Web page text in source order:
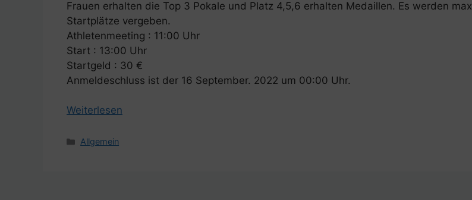
Frauen erhalten die Top 3 Pokale und Platz 4,5,6 erhalten Medaillen. Es werden
Startplätze vergeben.
Athletenmeeting : 11:00 Uhr
Start : 13:00 Uhr
Startgeld : 30 €
Anmeldeschluss ist der 16 September. 2022 um 00:00 Uhr.
Weiterlesen
Kategorien
Allgemein